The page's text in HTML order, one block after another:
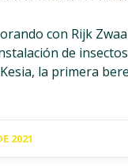
con Rijk
de
la primera
2021